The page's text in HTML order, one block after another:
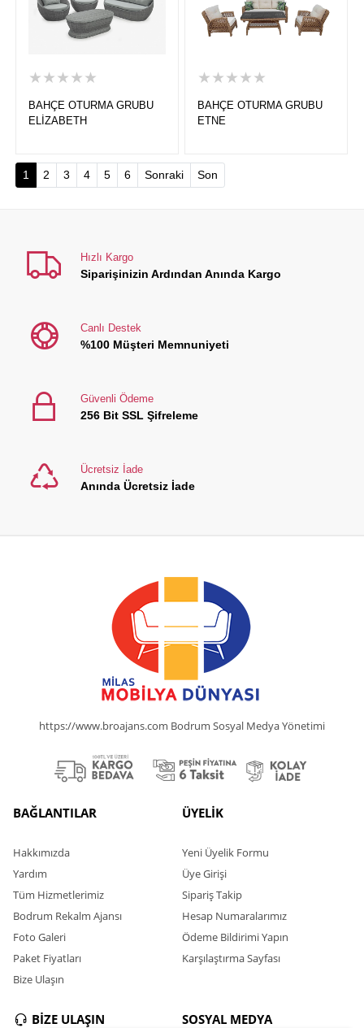
★★★★★
BAHÇE OTURMA GRUBU
ELİZABETH
★★★★★
BAHÇE OTURMA GRUBU
ETNE
1 (current)
2 3 4 5 6 Sonraki Son
Hızlı Kargo
Siparişinizin Ardından Anında Kargo
Canlı Destek
%100 Müşteri Memnuniyeti
Güvenli Ödeme
256 Bit SSL Şifreleme
Ücretsiz İade
Anında Ücretsiz İade
https://www.broajans.com Bodrum Sosyal Medya Yönetimi
BAĞLANTILAR
Hakkımızda
Yardım
Tüm Hizmetlerimiz
Bodrum Rekalm Ajansı
Foto Galeri
Paket Fiyatları
Bize Ulaşın
ÜYELİK
Yeni Üyelik Formu
Üye Girişi
Sipariş Takip
Hesap Numaralarımız
Ödeme Bildirimi Yapın
Karşılaştırma Sayfası
BİZE ULAŞIN SOSYAL MEDYA